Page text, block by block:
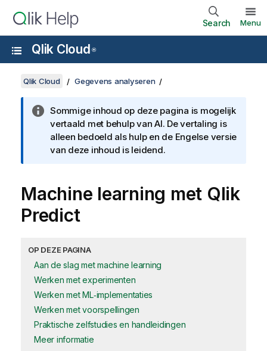
Search Menu
Qlik Cloud ®
Qlik Cloud Gegevens analyseren
Sommige inhoud op deze pagina is mogelijk
vertaald met behulp van AI. De vertaling is
alleen bedoeld als hulp en de Engelse versie
van deze inhoud is leidend.
Machine learning met Qlik
Predict
OP DEZE PAGINA
Aan de slag met machine learning
Werken met experimenten
Werken met ML‑implementaties
Werken met voorspellingen
Praktische zelfstudies en handleidingen
Meer informatie